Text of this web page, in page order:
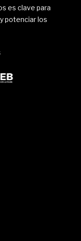
es clave para
potenciar los